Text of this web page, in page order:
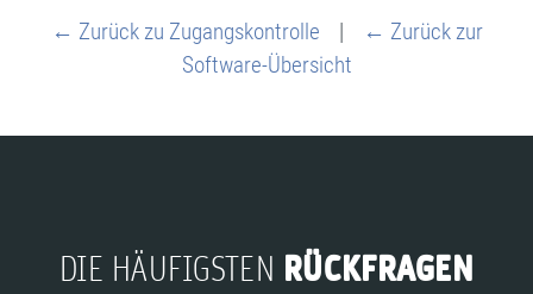
← Zurück zu Zugangskontrolle |
← Zurück zur
Software-Übersicht
DIE HÄUFIGSTEN RÜCKFRAGEN